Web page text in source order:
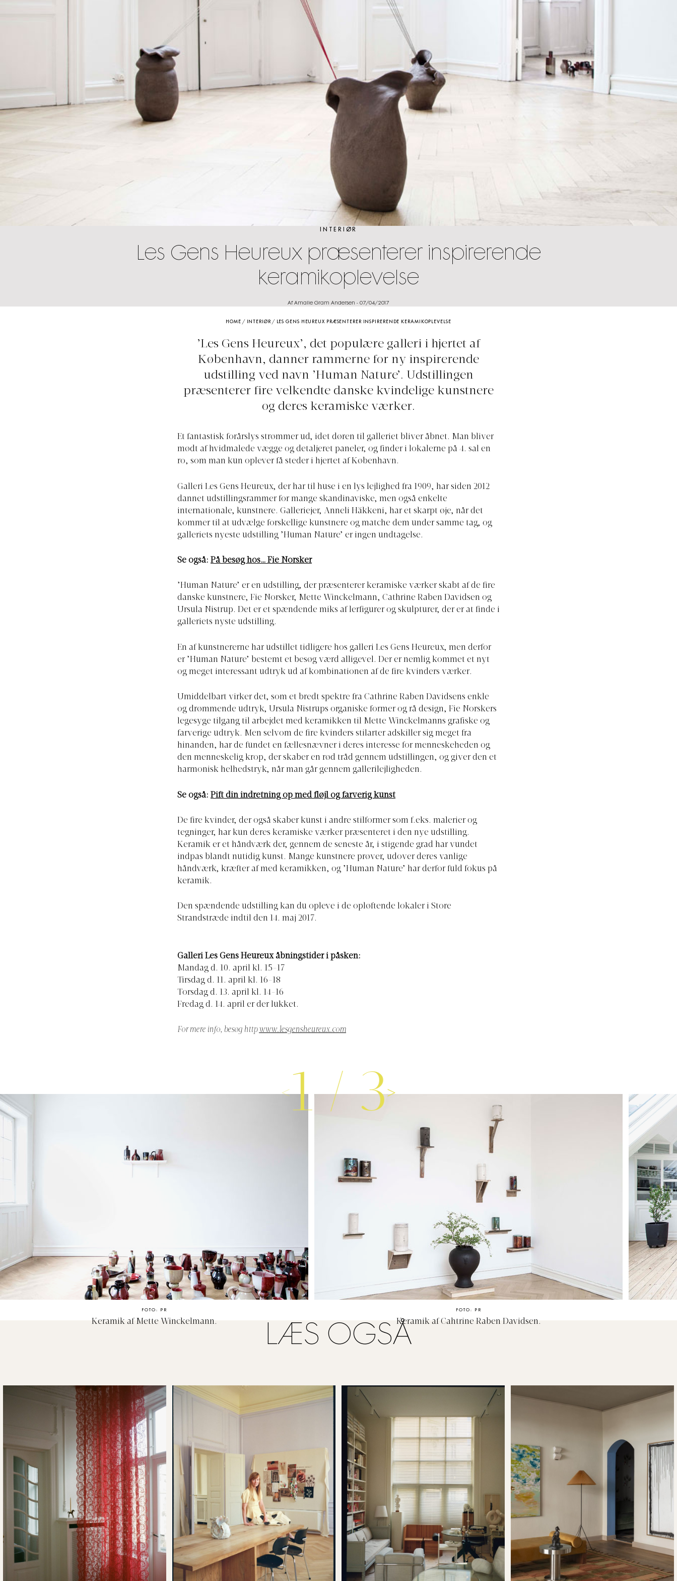
INTERIØR
Les Gens Heureux præsenterer inspirerende
keramikoplevelse
Af Amalie Gram Andersen - 07/04/2017
HOME / INTERIØR/ LES GENS HEUREUX PRÆSENTERER INSPIRERENDE KERAMIKOPLEVELSE
’Les Gens Heureux’, det populære galleri i hjertet af
København, danner rammerne for ny inspirerende
udstilling ved navn ’Human Nature’. Udstillingen
præsenterer fire velkendte danske kvindelige kunstnere
og deres keramiske værker.
Et fantastisk forårslys strømmer ud, idet døren til galleriet bliver åbnet. Man bliver
mødt af hvidmalede vægge og detaljeret paneler, og finder i lokalerne på 4. sal en
ro, som man kun oplever få steder i hjertet af København.
Galleri Les Gens Heureux, der har til huse i en lys lejlighed fra 1909, har siden 2012
dannet udstillingsrammer for mange skandinaviske, men også enkelte
internationale, kunstnere. Galleriejer, Anneli Häkkeni, har et skarpt øje, når det
kommer til at udvælge forskellige kunstnere og matche dem under samme tag, og
galleriets nyeste udstilling ’Human Nature’ er ingen undtagelse.
Se også: På besøg hos… Fie Norsker
’Human Nature’ er en udstilling, der præsenterer keramiske værker skabt af de fire
danske kunstnere, Fie Norsker, Mette Winckelmann, Cathrine Raben Davidsen og
Ursula Nistrup. Det er et spændende miks af lerfigurer og skulpturer, der er at finde i
galleriets nyste udstilling.
En af kunstnererne har udstillet tidligere hos galleri Les Gens Heureux, men derfor
er ’Human Nature’ bestemt et besøg værd alligevel. Der er nemlig kommet et nyt
og meget interessant udtryk ud af kombinationen af de fire kvinders værker.
Umiddelbart virker det, som et bredt spektre fra Cathrine Raben Davidsens enkle
og drømmende udtryk, Ursula Nistrups organiske former og rå design, Fie Norskers
legesyge tilgang til arbejdet med keramikken til Mette Winckelmanns grafiske og
farverige udtryk. Men selvom de fire kvinders stilarter adskiller sig meget fra
hinanden, har de fundet en fællesnævner i deres interesse for menneskeheden og
den menneskelig krop, der skaber en rød tråd gennem udstillingen, og giver den et
harmonisk helhedstryk, når man går gennem gallerilejligheden.
Se også: Pift din indretning op med fløjl og farverig kunst
De fire kvinder, der også skaber kunst i andre stilformer som f.eks. malerier og
tegninger, har kun deres keramiske værker præsenteret i den nye udstilling.
Keramik er et håndværk der, gennem de seneste år, i stigende grad har vundet
indpas blandt nutidig kunst. Mange kunstnere prøver, udover deres vanlige
håndværk, kræfter af med keramikken, og ’Human Nature’ har derfor fuld fokus på
keramik.
Den spændende udstilling kan du opleve i de opløftende lokaler i Store
Strandstræde indtil den 14. maj 2017.
Galleri Les Gens Heureux åbningstider i påsken:
Mandag d. 10. april kl. 15-17
Tirsdag d. 11. april kl. 16-18
Torsdag d. 13. april kl. 14-16
Fredag d. 14. april er der lukket.
For mere info, besøg httpwww.lesgensheureux.com
1/3
FOTO: PR
Keramik af Mette Winckelmann.
FOTO: PR
Keramik af Cahtrine Raben Davidsen.
LÆS OGSÅ